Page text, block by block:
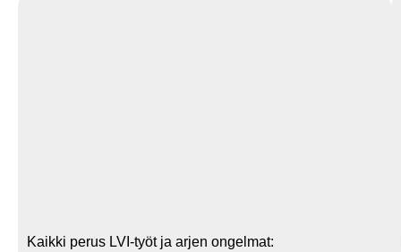
Kaikki perus LVI-työt ja arjen ongelmat: